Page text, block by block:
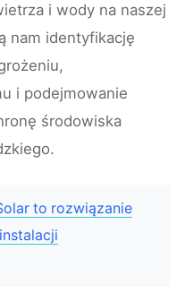
i wody na naszej
nam identyfikację
i podejmowanie
środowiska
to rozwiązanie